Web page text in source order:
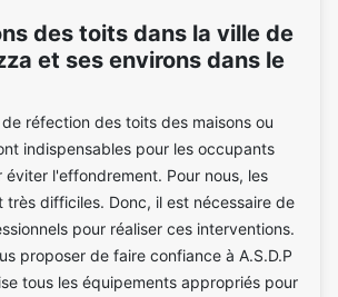
des toits dans la ville de
et ses environs dans le
réfection des toits des maisons ou
indispensables pour les occupants
éviter l'effondrement. Pour nous, les
très difficiles. Donc, il est nécessaire de
pour réaliser ces interventions.
proposer de faire confiance à A.S.D.P
tous les équipements appropriés pour